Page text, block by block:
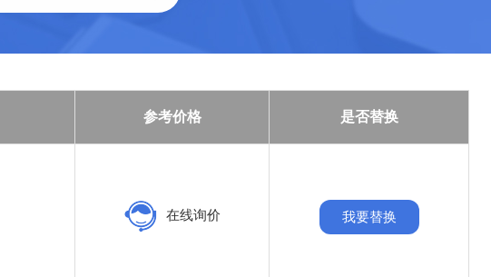
参考价格 是否替换
在线询价 我要替换